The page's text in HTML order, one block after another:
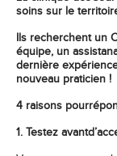
soins sur le
Ils recherchent un
équipe, un
dernière
nouveau praticien !
4 raisons
1. Testez